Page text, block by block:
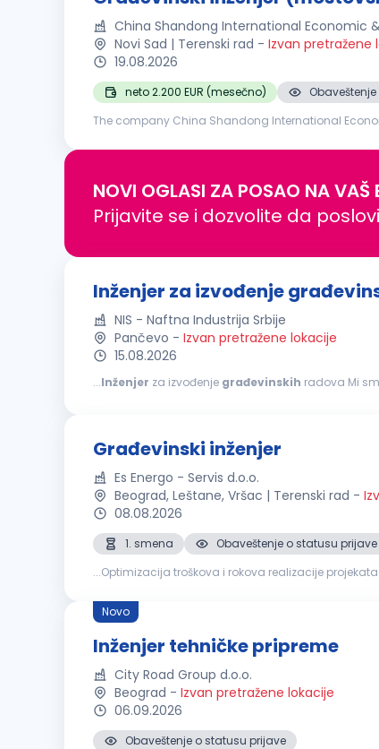
China Shandong International Economic
Novi Sad | Terenski rad - Izvan pretražene
19.08.2026
neto 2.200 EUR (mesečno)
The company China Shandong International
NOVI OGLASI ZA POSAO NA VAŠ
Prijavite se i dozvolite da
Inženjer za izvođenje
NIS - Naftna Industrija Srbije
Pančevo - Izvan pretražene lokacije
15.08.2026
...Inženjer za izvođenje građevinskih radova Mi smo NIS. Sa više od 13.000 zaposlenih, zajedno činimo jedan od najvećih energetskih sistema u jugoistočnoj
Građevinski inženjer
Es Energo - Servis d.o.o.
Beograd, Leštane, Vršac | Terenski rad -
08.08.2026
1. smena
Obaveštenje o statusu prijave
...Optimizacija troškova i rokova realizacije projekata
Novo
Inženjer tehničke pripreme
City Road Group d.o.o.
Beograd - Izvan pretražene lokacije
06.09.2026
Obaveštenje o statusu prijave